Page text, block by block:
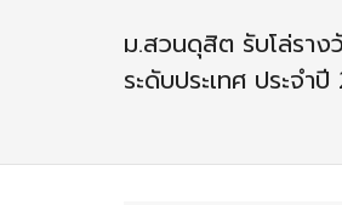
ม.สวนดุสิต รับโล่ราง
ระดับประเทศ ประจำ